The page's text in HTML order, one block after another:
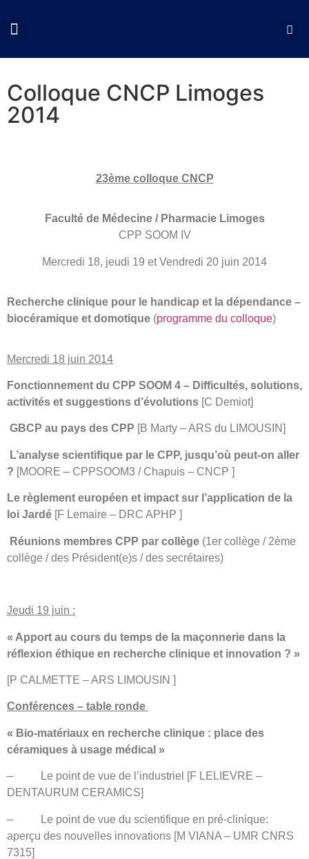
Colloque CNCP Limoges
2014
23ème colloque CNCP
Faculté de Médecine / Pharmacie Limoges
CPP SOOM IV
Mercredi 18, jeudi 19 et Vendredi 20 juin 2014
Recherche clinique pour le handicap et la dépendance –
biocéramique et domotique (programme du colloque)
Mercredi 18 juin 2014
Fonctionnement du CPP SOOM 4 – Difficultés, solutions,
activités et suggestions d’évolutions [C Demiot]
GBCP au pays des CPP [B Marty – ARS du LIMOUSIN]
L’analyse scientifique par le CPP, jusqu’où peut-on aller
? [MOORE – CPPSOOM3 / Chapuis – CNCP ]
Le règlement européen et impact sur l’application de la
loi Jardé [F Lemaire – DRC APHP ]
Réunions membres CPP par collège (1er collège / 2ème
collège / des Président(e)s / des secrétaires)
Jeudi 19 juin :
« Apport au cours du temps de la maçonnerie dans la
réflexion éthique en recherche clinique et innovation ? »
[P CALMETTE – ARS LIMOUSIN ]
Conférences – table ronde
« Bio-matériaux en recherche clinique : place des
céramiques à usage médical »
–
Le point de vue de l’industriel [F LELIEVRE –
DENTAURUM CERAMICS]
–
Le point de vue du scientifique en pré-clinique:
aperçu des nouvelles innovations [M VIANA – UMR CNRS
7315]